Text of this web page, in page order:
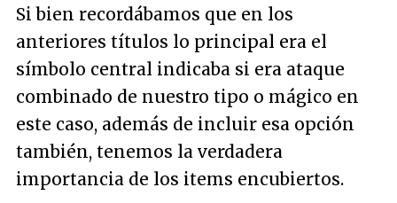
Si bien recordábamos que en los
anteriores títulos lo principal era el
símbolo central indicaba si era ataque
combinado de nuestro tipo o mágico en
este caso, además de incluir esa opción
también, tenemos la verdadera
importancia de los items encubiertos.